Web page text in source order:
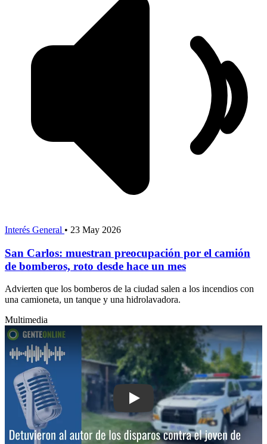
Interés General • 23 May 2026
San Carlos: muestran preocupación por el camión
de bomberos, roto desde hace un mes
Advierten que los bomberos de la ciudad salen a los incendios con
una camioneta, un tanque y una hidrolavadora.
Multimedia
Play: Detuvieron al autor de los